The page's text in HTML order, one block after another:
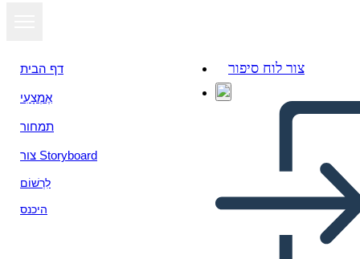
דף הבית
אֶמְצָעִי
תמחור
צור Storyboard
לִרְשׁוֹם
היכנס
צור לוח סיפור